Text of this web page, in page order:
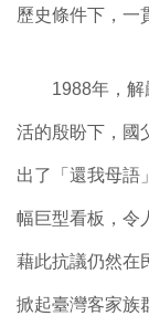
歷史條件下，一
1988年，解嚴
活的殷盼下，國
出了「還我母語
幅巨型看板，令
藉此抗議仍然在
掀起臺灣客家